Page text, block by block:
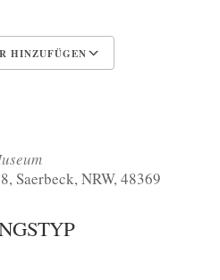
HINZUFÜGEN
Saerbeck, NRW, 48369